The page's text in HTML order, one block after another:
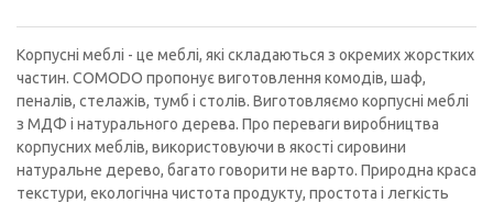
Корпусні меблі - це меблі, які складаються з окремих жорстких
частин. COMODO пропонує виготовлення комодів, шаф,
пеналів, стелажів, тумб і столів. Виготовляємо корпусні меблі
з МДФ і натурального дерева. Про переваги виробництва
корпусних меблів, використовуючи в якості сировини
натуральне дерево, багато говорити не варто. Природна краса
текстури, екологічна чистота продукту, простота і легкість